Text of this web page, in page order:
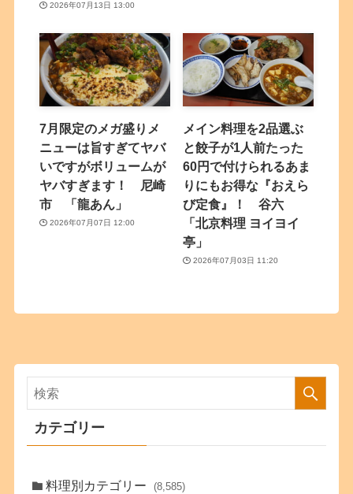
2026年07月13日 13:00
7月限定のメガ盛りメ
ニューは旨すぎてヤバ
いですがボリュームが
ヤバすぎます！ 尼崎
市 「龍あん」
2026年07月07日 12:00
メイン料理を2品選ぶ
と餃子が1人前たった
60円で付けられるあま
りにもお得な『おえら
び定食』！ 谷六
「北京料理 ヨイヨイ
亭」
2026年07月03日 11:20
カテゴリー
料理別カテゴリー (8,585)